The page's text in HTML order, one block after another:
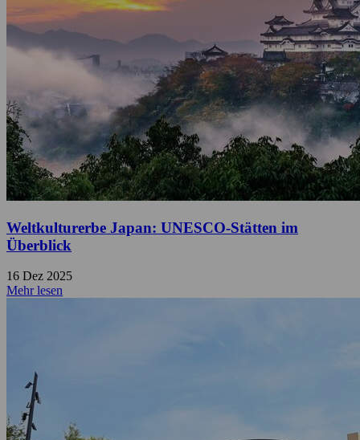
Weltkulturerbe Japan: UNESCO-Stätten im
Überblick
16 Dez 2025
Mehr lesen